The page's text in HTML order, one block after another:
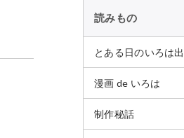
読みもの
とある日のいろは
漫画 de いろは
制作秘話